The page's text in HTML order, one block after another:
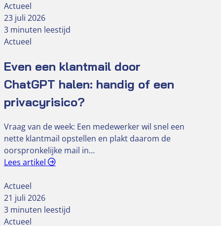
Actueel
23 juli 2026
3 minuten leestijd
Actueel
Even een klantmail door
ChatGPT halen: handig of een
privacyrisico?
Vraag van de week: Een medewerker wil snel een
nette klantmail opstellen en plakt daarom de
oorspronkelijke mail in…
Lees artikel
Actueel
21 juli 2026
3 minuten leestijd
Actueel